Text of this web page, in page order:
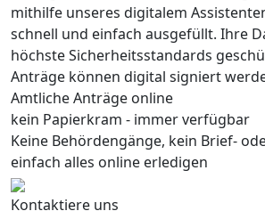
mithilfe unseres digitalem
schnell und einfach ausgefüllt. Ihre
höchste Sicherheitsstandards
Anträge können digital signiert
Amtliche Anträge online
kein Papierkram - immer verfügbar
Keine Behördengänge, kein Brief-
einfach alles online erledigen
Kontaktiere uns